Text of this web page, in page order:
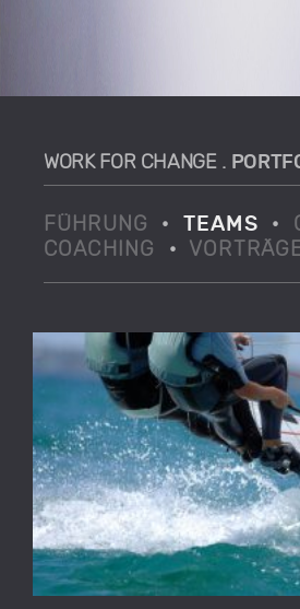
WORK FOR CHANGE .
FÜHRUNG · TEAMS ·
COACHING ·